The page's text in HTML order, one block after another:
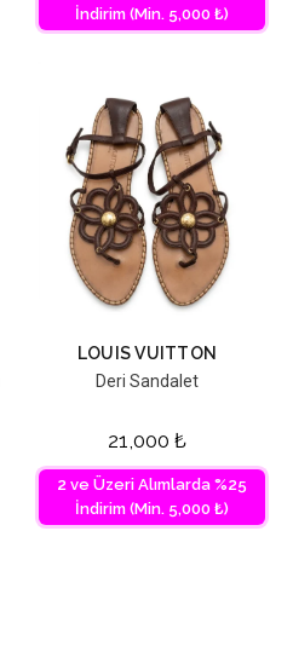
İndirim (Min. 5,000 ₺)
LOUIS VUITTON
Deri Sandalet
21,000 ₺
2 ve Üzeri Alımlarda %25
İndirim (Min. 5,000 ₺)